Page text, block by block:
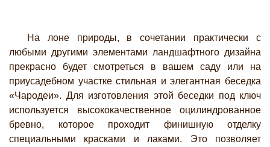
На лоне природы, в сочетании практически с
любыми другими элементами ландшафтного дизайна
прекрасно будет смотреться в вашем саду или на
приусадебном участке стильная и элегантная беседка
«Чародеи». Для изготовления этой беседки под ключ
используется высококачественное оцилиндрованное
бревно, которое проходит финишную отделку
специальными красками и лаками. Это позволяет